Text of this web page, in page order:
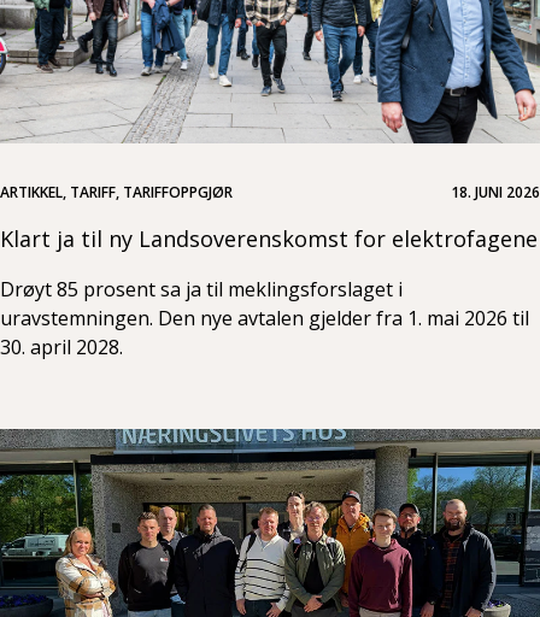
ARTIKKEL, TARIFF, TARIFFOPPGJØR 18. JUNI 2026
Klart ja til ny Landsoverenskomst for elektrofagene
Drøyt 85 prosent sa ja til meklingsforslaget i
uravstemningen. Den nye avtalen gjelder fra 1. mai 2026 til
30. april 2028.